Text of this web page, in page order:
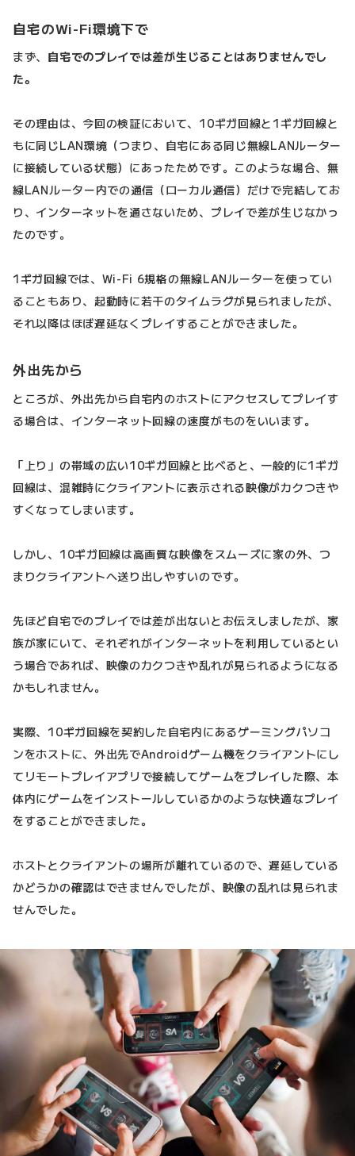
自宅のWi-Fi環境下で
まず、 自宅でのプレイでは差が生じることはありませんでし
た。
その理由は、今回の検証において、10ギガ回線と1ギガ回線と
もに同じLAN環境（つまり、自宅にある同じ無線LANルーター
に接続している状態）にあったためです。このような場合、無
線LANルーター内での通信（ローカル通信）だけで完結してお
り、インターネットを通さないため、プレイで差が生じなかっ
たのです。
1ギガ回線では、Wi-Fi 6規格の無線LANルーターを使ってい
ることもあり、起動時に若干のタイムラグが見られましたが、
それ以降はほぼ遅延なくプレイすることができました。
外出先から
ところが、外出先から自宅内のホストにアクセスしてプレイす
る場合は、インターネット回線の速度がものをいいます。
「上り」の帯域の広い10ギガ回線と比べると、一般的に1ギガ
回線は、混雑時にクライアントに表示される映像がカクつきや
すくなってしまいます。
しかし、10ギガ回線は高画質な映像をスムーズに家の外、つ
まりクライアントへ送り出しやすいのです。
先ほど自宅でのプレイでは差が出ないとお伝えしましたが、家
族が家にいて、それぞれがインターネットを利用しているとい
う場合であれば、映像のカクつきや乱れが見られるようになる
かもしれません。
実際、10ギガ回線を契約した自宅内にあるゲーミングパソコ
ンをホストに、外出先でAndroidゲーム機をクライアントにし
てリモートプレイアプリで接続してゲームをプレイした際、本
体内にゲームをインストールしているかのような快適なプレイ
をすることができました。
ホストとクライアントの場所が離れているので、遅延している
かどうかの確認はできませんでしたが、映像の乱れは見られま
せんでした。